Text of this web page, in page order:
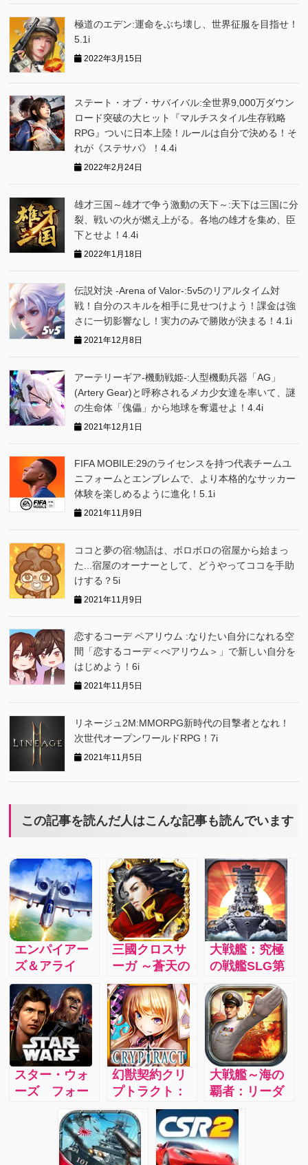
極道のエデン:運命をぶち壊し、世界征服を目指せ！
5.1i
2022年3月15日
ステート・オブ・サバイバル:全世界9,000万ダウン
ロード突破の大ヒット『マルチスタイル生存戦略
RPG』ついに日本上陸！ルールは自分で決める！そ
れが《ステサバ》！4.4i
2022年2月24日
雄才三国～雄才で争う激動の天下～:天下は三国に分
裂、戦いの火が燃え上がる。各地の雄才を集め、臣
下とせよ！4.4i
2022年1月18日
伝説対決 -Arena of Valor-:5v5のリアルタイム対
戦！自分のスキルを相手に見せつけよう！課金は強
さに一切影響なし！実力のみで勝敗が決まる！4.1i
2021年12月8日
アーテリーギア-機動戦姫-:人型機動兵器「AG」
(Artery Gear)と呼称されるメカ少女達を率いて、謎
の生命体「傀儡」から地球を奪還せよ！4.4i
2021年12月1日
FIFA MOBILE:29のライセンスを持つ代表チームユ
ニフォームとエンブレムで、より本格的なサッカー
体験を楽しめるように進化！5.1i
2021年11月9日
ココと夢の宿:物語は、ボロボロの宿屋から始まっ
た...宿屋のオーナーとして、どうやってココを手助
けする？5i
2021年11月9日
恋するコーデ ペアリウム :なりたい自分になれる空
間「恋するコーデ＜ぺアリウム＞」で新しい自分を
はじめよう！6i
2021年11月5日
リネージュ2M:MMORPG新時代の目撃者となれ！
次世代オープンワールドRPG！7i
2021年11月5日
この記事を読んだ人はこんな記事も読んでいます
エンパイアー
ズ＆アライ
ズ：指先ひと
つで現代兵器
を運用し、終
わりのない戦
いを繰り返し
ながら世界征
服を目指す、
まったく新し
い近代戦略ゲ
三國クロスサ
ーガ ～蒼天の
絆～：魏・
呉・蜀の垣根
を超えて仲間
にした武将た
ちと共に戦い
抜き、最強の
武将を集め三
国をも制覇し
てしまう自分
の国を築きあ
げよう！
大戦艦：究極
の戦艦SLG第
二弾日本上
陸！指1本で攻
撃、撃破、勝
利！思うまま
に歴史を書き
換え、戦争の
全てをここで
疑似体験！
スター・ウォ
ーズ フォー
ス・アリー
ナ：いつでも
すぐにスタ
ー・ウォーズ
幻獣契約クリ
プトラクト：
大ヒット王道
ファンタジー
RPG「幻獣契
約クリプトラ
大戦艦～海の
覇者：リーダ
ーとして彼ら
を率いて出発
せよ！各国に
広がる暗黒勢